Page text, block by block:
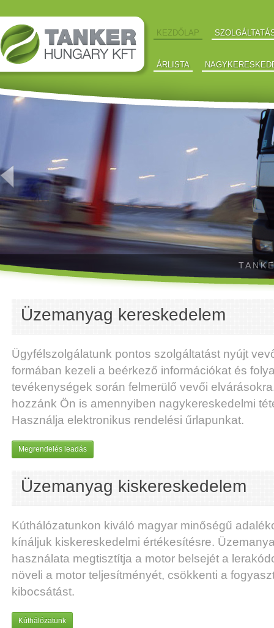
KEZDŐLAP
ÁRLISTA
Üzemanyag kereskedelem
Ügyfélszolgálatunk pontos szolgáltatást nyújt
formában kezeli a beérkező információkat és
tevékenységek során felmerülő vevői
hozzánk Ön is amennyiben nagykereskedelmi
Használja elektronikus rendelési űrlapunkat.
Megrendelés leadás
Üzemanyag kiskereskedelem
Kúthálózatunkon kiváló magyar minőségű
kínáljuk kiskereskedelmi értékesítésre.
használata megtisztítja a motor belsejét a
növeli a motor teljesítményét, csökkenti a
kibocsátást.
Kúthálózatunk